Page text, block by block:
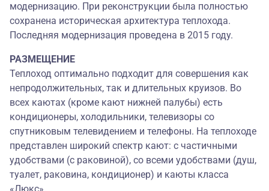
модернизацию. При реконструкции была полностью
сохранена историческая архитектура теплохода.
Последняя модернизация проведена в 2015 году.
РАЗМЕЩЕНИЕ
Теплоход оптимально подходит для совершения как
непродолжительных, так и длительных круизов. Во
всех каютах (кроме кают нижней палубы) есть
кондиционеры, холодильники, телевизоры со
спутниковым телевидением и телефоны. На теплоходе
представлен широкий спектр кают: с частичными
удобствами (с раковиной), со всеми удобствами (душ,
туалет, раковина, кондиционер) и каюты класса